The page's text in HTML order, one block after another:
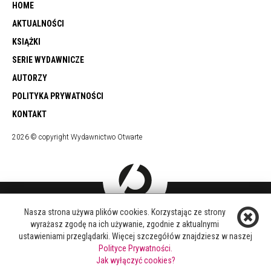
HOME
AKTUALNOŚCI
KSIĄŻKI
SERIE WYDAWNICZE
AUTORZY
POLITYKA PRYWATNOŚCI
KONTAKT
2026 © copyright Wydawnictwo Otwarte
DOŁĄCZ DO NAS
FACEBOOK
TWITTER
Nasza strona używa plików cookies. Korzystając ze strony
wyrażasz zgodę na ich używanie, zgodnie z aktualnymi
ustawieniami przeglądarki. Więcej szczegółów znajdziesz w naszej
Polityce Prywatności.
Jak wyłączyć cookies?